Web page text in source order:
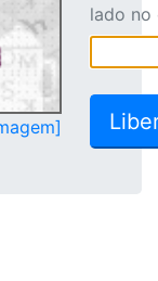
lado no